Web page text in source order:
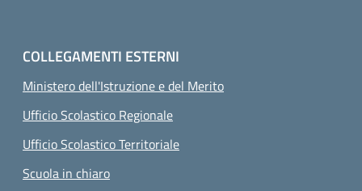
COLLEGAMENTI ESTERNI
Ministero dell'Istruzione e del Merito
Ufficio Scolastico Regionale
Ufficio Scolastico Territoriale
Scuola in chiaro